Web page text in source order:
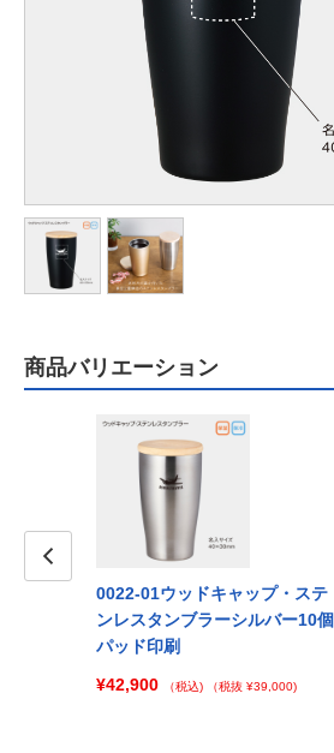
商品バリエーション
0022-01ウッドキャップ・ステ
ンレスタンブラーシルバー10個
パッド印刷
¥42,900
（税込) （税抜 ¥39,000)